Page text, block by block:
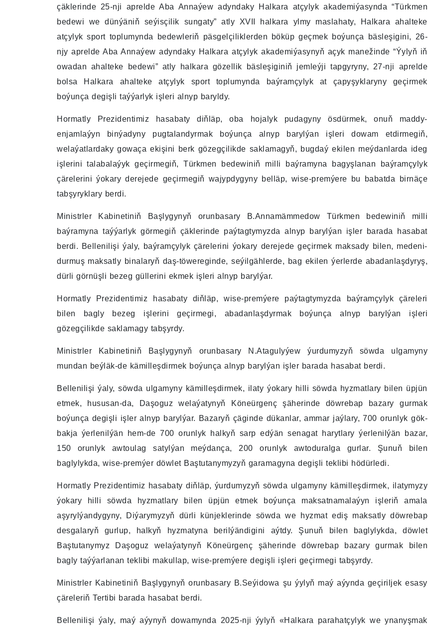
çäklerinde 25-nji aprelde Aba Annaýew adyndaky Halkara atçylyk akademiýasynda “Türkmen
bedewi we dünýäniň seýisçilik sungaty” atly XVII halkara ylmy maslahaty, Halkara ahalteke
atçylyk sport toplumynda bedewleriň päsgelçiliklerden böküp geçmek boýunça bäsleşigini, 26-
njy aprelde Aba Annaýew adyndaky Halkara atçylyk akademiýasynyň açyk manežinde “Ýylyň iň
owadan ahalteke bedewi” atly halkara gözellik bäsleşiginiň jemleýji tapgyryny, 27-nji aprelde
bolsa Halkara ahalteke atçylyk sport toplumynda baýramçylyk at çapyşyklaryny geçirmek
boýunça degişli taýýarlyk işleri alnyp baryldy.
Hormatly Prezidentimiz hasabaty diňläp, oba hojalyk pudagyny ösdürmek, onuň maddy-
enjamlaýyn binýadyny pugtalandyrmak boýunça alnyp barylýan işleri dowam etdirmegiň,
welaýatlardaky gowaça ekişini berk gözegçilikde saklamagyň, bugdaý ekilen meýdanlarda ideg
işlerini talabalaýyk geçirmegiň, Türkmen bedewiniň milli baýramyna bagyşlanan baýramçylyk
çärelerini ýokary derejede geçirmegiň wajypdygyny belläp, wise-premýere bu babatda birnäçe
tabşyryklary berdi.
Ministrler Kabinetiniň Başlygynyň orunbasary B.Annamämmedow Türkmen bedewiniň milli
baýramyna taýýarlyk görmegiň çäklerinde paýtagtymyzda alnyp barylýan işler barada hasabat
berdi. Bellenilişi ýaly, baýramçylyk çärelerini ýokary derejede geçirmek maksady bilen, medeni-
durmuş maksatly binalaryň daş-töwereginde, seýilgählerde, bag ekilen ýerlerde abadanlaşdyryş,
dürli görnüşli bezeg güllerini ekmek işleri alnyp barylýar.
Hormatly Prezidentimiz hasabaty diňläp, wise-premýere paýtagtymyzda baýramçylyk çäreleri
bilen bagly bezeg işlerini geçirmegi, abadanlaşdyrmak boýunça alnyp barylýan işleri
gözegçilikde saklamagy tabşyrdy.
Ministrler Kabinetiniň Başlygynyň orunbasary N.Atagulyýew ýurdumyzyň söwda ulgamyny
mundan beýläk-de kämilleşdirmek boýunça alnyp barylýan işler barada hasabat berdi.
Bellenilişi ýaly, söwda ulgamyny kämilleşdirmek, ilaty ýokary hilli söwda hyzmatlary bilen üpjün
etmek, hususan-da, Daşoguz welaýatynyň Köneürgenç şäherinde döwrebap bazary gurmak
boýunça degişli işler alnyp barylýar. Bazaryň çäginde dükanlar, ammar jaýlary, 700 orunlyk gök-
bakja ýerlenilýän hem-de 700 orunlyk halkyň sarp edýän senagat harytlary ýerlenilýän bazar,
150 orunlyk awtoulag satylýan meýdança, 200 orunlyk awtoduralga gurlar. Şunuň bilen
baglylykda, wise-premýer döwlet Baştutanymyzyň garamagyna degişli teklibi hödürledi.
Hormatly Prezidentimiz hasabaty diňläp, ýurdumyzyň söwda ulgamyny kämilleşdirmek, ilatymyzy
ýokary hilli söwda hyzmatlary bilen üpjün etmek boýunça maksatnamalaýyn işleriň amala
aşyrylýandygyny, Diýarymyzyň dürli künjeklerinde söwda we hyzmat ediş maksatly döwrebap
desgalaryň gurlup, halkyň hyzmatyna berilýändigini aýtdy. Şunuň bilen baglylykda, döwlet
Baştutanymyz Daşoguz welaýatynyň Köneürgenç şäherinde döwrebap bazary gurmak bilen
bagly taýýarlanan teklibi makullap, wise-premýere degişli işleri geçirmegi tabşyrdy.
Ministrler Kabinetiniň Başlygynyň orunbasary B.Seýidowa şu ýylyň maý aýynda geçiriljek esasy
çäreleriň Tertibi barada hasabat berdi.
Bellenilişi ýaly, maý aýynyň dowamynda 2025-nji ýylyň «Halkara parahatçylyk we ynanyşmak